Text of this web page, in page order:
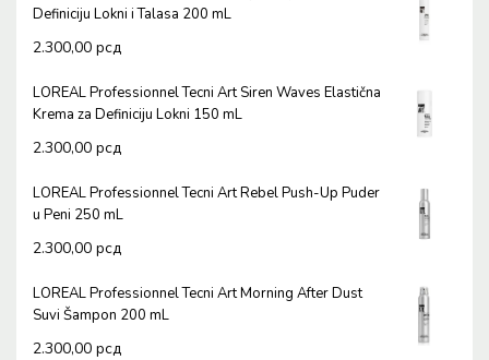
Definiciju Lokni i Talasa 200 mL
2.300,00 рсд
LOREAL Professionnel Tecni Art Siren Waves Elastična
Krema za Definiciju Lokni 150 mL
2.300,00 рсд
LOREAL Professionnel Tecni Art Rebel Push-Up Puder
u Peni 250 mL
2.300,00 рсд
LOREAL Professionnel Tecni Art Morning After Dust
Suvi Šampon 200 mL
2.300,00 рсд